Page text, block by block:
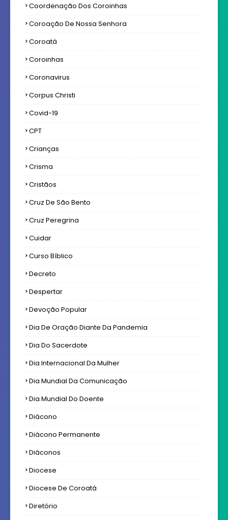
Coordenação Dos Coroinhas
Coroação De Nossa Senhora
Coroatá
Coroinhas
Coronavirus
Corpus Christi
Covid-19
CPT
Crianças
Crisma
Cristãos
Cruz De São Bento
Cruz Peregrina
Cuidar
Curso Bíblico
Decreto
Despertar
Devoção Popular
Dia De Oração Diante Da Pandemia
Dia Do Sacerdote
Dia Internacional Da Mulher
Dia Mundial Da Comunicação
Dia Mundial Do Doente
Diácono
Diácono Permanente
Diáconos
Diocese
Diocese De Coroatá
Diretório